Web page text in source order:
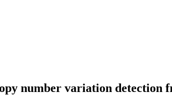
number variation detection